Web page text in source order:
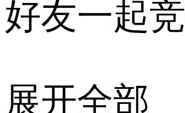
好友一起
展开全部